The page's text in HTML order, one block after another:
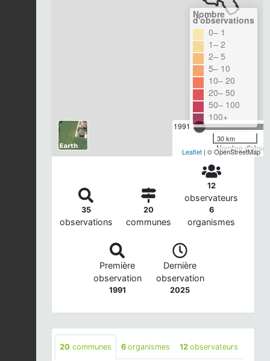
1991
Nombre
Nombre
d'observations
0– 1
1– 2
2– 5
5– 10
10– 20
20– 50
50– 100
100+
30 km
Leaflet | © OpenStreetMap
35
observations
20
communes
12
observateurs
6
organismes
Première
observation
1991
Dernière
observation
2025
20 communes 6 organismes 12 observateurs